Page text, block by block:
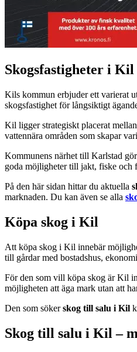
Skogsfastigheter i
Kils kommun erbjuder ett varierat
skogsfastighet för långsiktigt
Kil ligger strategiskt placerat
vattennära områden som skapar
Kommunens närhet till Karlstad
goda möjligheter till jakt, fiske och
På den här sidan hittar du aktuella
marknaden. Du kan även se alla
Köpa skog i Kil
Att köpa skog i Kil innebär
till gårdar med bostadshus,
För den som vill köpa skog är Kil
möjligheten att äga mark utan att
Den som sökerskog till salu i Kil
Skog till salu i Kil –